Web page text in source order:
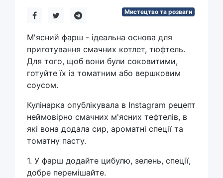
Мистецтво та розваги
М'ясний фарш - ідеальна основа для
приготування смачних котлет, тюфтель.
Для того, щоб вони були соковитими,
готуйте їх із томатним або вершковим
соусом.
Кулінарка опублікувала в Instagram рецепт
неймовірно смачних м'ясних тефтелів, в
які вона додала сир, ароматні спеції та
томатну пасту.
1. У фарш додайте цибулю, зелень, спеції,
добре перемішайте.